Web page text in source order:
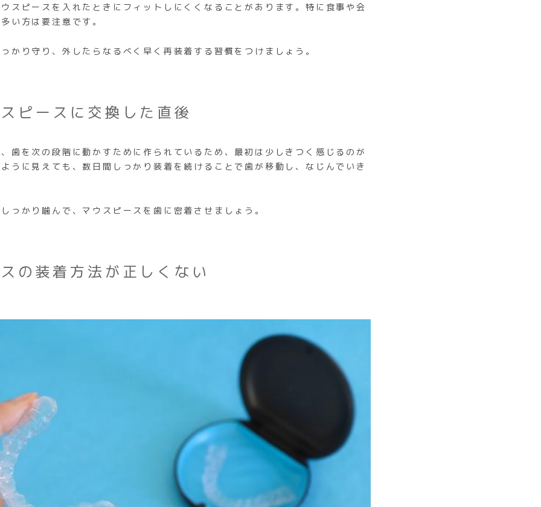
スピースを入れたときにフィットしにくくなることがあります。特に食事や会
い方は要注意です。
かり守り、外したらなるべく早く再装着する習慣をつけましょう。
ピースに交換した直後
歯を次の段階に動かすために作られているため、最初は少しきつく感じるのが
うに見えても、数日間しっかり装着を続けることで歯が移動し、なじんでいき
っかり噛んで、マウスピースを歯に密着させましょう。
の装着方法が正しくない